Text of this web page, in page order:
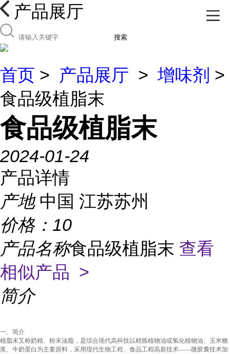
产品展厅
搜索
首页 > 产品展厅 > 增味剂 >
食品级植脂末
食品级植脂末
2024-01-24
产品详情
产地 中国 江苏苏州
价格： 10
产品名称食品级植脂末 查看
相似产品 >
简介
一、简介
植脂末又称奶精、粉末油脂，是综合现代高科技以精炼植物油或氢化植物油、玉米糖
浆、牛奶蛋白为主要原料，采用现代生物工程、食品工程高新技术——微胶囊技术加